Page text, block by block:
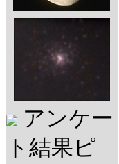
アンケー
ト結果ピ